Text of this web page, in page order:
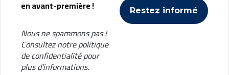
en avant-première !
Nous ne spammons pas !
Consultez notrepolitique
de confidentialitépour
plus d’informations.